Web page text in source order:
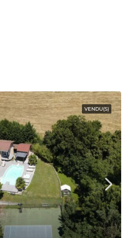
VENDU(S)